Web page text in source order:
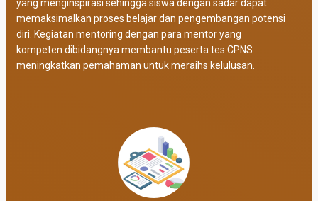
yang menginspirasi sehingga siswa dengan sadar dapat
memaksimalkan proses belajar dan pengembangan potensi
diri. Kegiatan mentoring dengan para mentor yang
kompeten dibidangnya membantu peserta tes CPNS
meningkatkan pemahaman untuk meraihs kelulusan.